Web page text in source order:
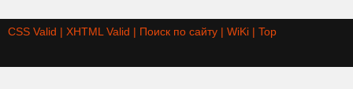
CSS Valid | XHTML Valid | Поиск по сайту | WiKi | Top